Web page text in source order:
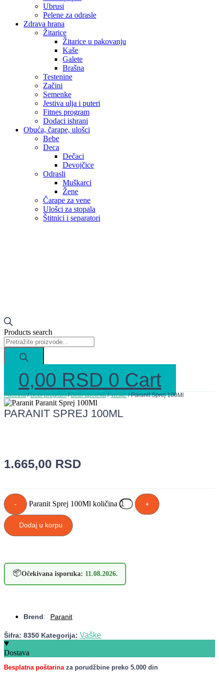
Ubrusi
Pelene za odrasle
Zdrava hrana
Žitarice
Žitarice u pakovanju
Kaše
Galete
Brašna
Testenine
Začini
Semenke
Jestiva ulja i puteri
Fitnes program
Dodaci ishrani
Obuća, čarape, ulošci
Bebe
Deca
Dečaci
Devojčice
Odrasli
Muškarci
Žene
Čarape za vene
Ulošci za stopala
Štitnici i separatori
Products search
0,00 RSD 0 Cart
Početna/Bebi program/Bebi apoteka/Vaške/ Paranit Sprej 100Ml
PARANIT SPREJ 100ML
1.665,00 RSD
- Paranit Sprej 100Ml količina +
Dodaj u korpu
📦Očekivana isporuka: 11.08.2026.
Brend: Paranit
Šifra: 8350 Kategorija: Vaške
Dostava
Besplatna poštarina za porudžbine preko 5.000 din